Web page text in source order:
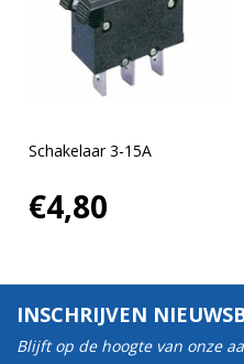
Schakelaar 3-15A
€4,80
INSCHRIJVEN
Blijft op de hoogte van onze